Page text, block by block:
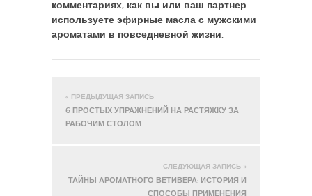
комментариях, как вы или ваш партнер
используете эфирные масла с мужскими
ароматами в повседневной жизни.
« ПРЕДЫДУЩАЯ ЗАПИСЬ
6 ПРОСТЫХ УПРАЖНЕНИЙ НА РАСТЯЖКУ ЗА
РАБОЧИМ СТОЛОМ
СЛЕДУЮЩАЯ ЗАПИСЬ »
ТАЙНЫ АРОМАТНОГО ВЕТИВЕРА: ИСТОРИЯ И
СПОСОБЫ ПРИМЕНЕНИЯ